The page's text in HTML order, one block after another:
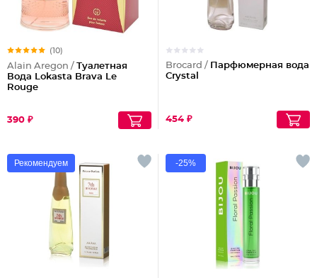
(10)
Alain Aregon / Туалетная
Вода Lokasta Brava Le
Rouge
390 ₽
Brocard / Парфюмерная вода
Crystal
454 ₽
Рекомендуем -25%